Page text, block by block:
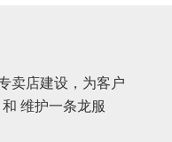
卖店建设，为客户
维护一条龙服